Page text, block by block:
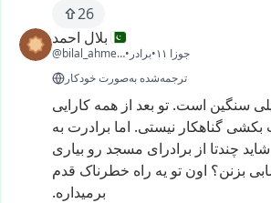
26
بلال احمد
@bilal_ahmed2• برادر•
۱۱ جوزا
ترجمه‌شده به‌صورت خودکار
سنگین است. تو بعد از همه کارایی
بکشی گناهکار نیستی. اما برادرت به
شاید چندتا از برادرای مسجد رو بیاری
بزنن؟ اون تو یه راه خطرناک قدم
برمیداره.